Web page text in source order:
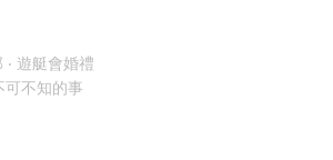
遊艇會婚禮
不知的事